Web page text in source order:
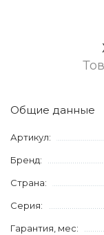
Общие данные
Артикул:
Бренд:
Страна:
Серия:
Гарантия, мес: